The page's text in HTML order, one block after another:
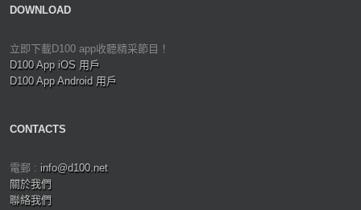
DOWNLOAD
立即下載D100 app收聽精采節目！
D100 App iOS 用戶
D100 App Android 用戶
CONTACTS
電郵 : info@d100.net
關於我們
聯絡我們